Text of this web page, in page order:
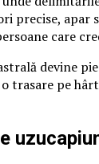
precise, apar
care
devine
trasare pe